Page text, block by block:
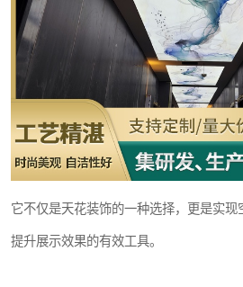
它不仅是天花装饰的一种选择，更是实现
提升展示效果的有效工具。